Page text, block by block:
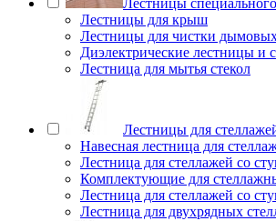
Лестницы
Лестницы для крыш
Лестницы для чистки
Диэлектрические лестницы и
Лестница для мытья стекол
Лестницы для
Навесная лестница для
Лестница для стеллажей со
Комплектующие для
Лестница для стеллажей со
Лестница для двухрядных